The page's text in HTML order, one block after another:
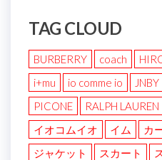
TAG CLOUD
BURBERRY coach
i+mu
io comme io JNBY
PICONE
RALPH LAUREN
イオコムイオ
イム カ
ジャケット
スカート